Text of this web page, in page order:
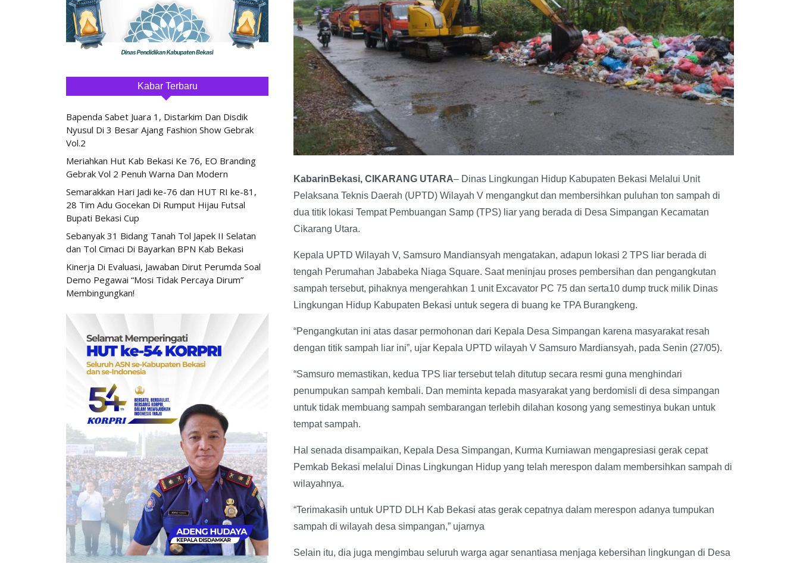
KabarinBekasi, CIKARANG UTARA– Dinas Lingkungan Hidup Kabupaten Bekasi Melalui Unit
Pelaksana Teknis Daerah (UPTD) Wilayah V mengangkut dan membersihkan puluhan ton sampah di
dua titik lokasi Tempat Pembuangan Samp (TPS) liar yang berada di Desa Simpangan Kecamatan
Cikarang Utara.
Kepala UPTD Wilayah V, Samsuro Mandiansyah mengatakan, adapun lokasi 2 TPS liar berada di
tengah Perumahan Jababeka Niaga Square. Saat meninjau proses pembersihan dan pengangkutan
sampah tersebut, pihaknya mengerahkan 1 unit Excavator PC 75 dan serta10 dump truck milik Dinas
Lingkungan Hidup Kabupaten Bekasi untuk segera di buang ke TPA Burangkeng.
“Pengangkutan ini atas dasar permohonan dari Kepala Desa Simpangan karena masyarakat resah
dengan titik sampah liar ini”, ujar Kepala UPTD wilayah V Samsuro Mardiansyah, pada Senin (27/05).
“Samsuro memastikan, kedua TPS liar tersebut telah ditutup secara resmi guna menghindari
penumpukan sampah kembali. Dan meminta kepada masyarakat yang berdomisli di desa simpangan
untuk tidak membuang sampah sembarangan terlebih dilahan kosong yang semestinya bukan untuk
tempat sampah.
Hal senada disampaikan, Kepala Desa Simpangan, Kurma Kurniawan mengapresiasi gerak cepat
Pemkab Bekasi melalui Dinas Lingkungan Hidup yang telah merespon dalam membersihkan sampah di
wilayahnya.
“Terimakasih untuk UPTD DLH Kab Bekasi atas gerak cepatnya dalam merespon adanya tumpukan
sampah di wilayah desa simpangan,” ujarnya
Selain itu, dia juga mengimbau seluruh warga agar senantiasa menjaga kebersihan lingkungan di Desa
Kabar Terbaru
Bapenda Sabet Juara 1, Distarkim Dan Disdik
Nyusul Di 3 Besar Ajang Fashion Show Gebrak
Vol.2
Meriahkan Hut Kab Bekasi Ke 76, EO Branding
Gebrak Vol 2 Penuh Warna Dan Modern
Semarakkan Hari Jadi ke-76 dan HUT RI ke-81,
28 Tim Adu Gocekan Di Rumput Hijau Futsal
Bupati Bekasi Cup
Sebanyak 31 Bidang Tanah Tol Japek II Selatan
dan Tol Cimaci Di Bayarkan BPN Kab Bekasi
Kinerja Di Evaluasi, Jawaban Dirut Perumda Soal
Demo Pegawai “Mosi Tidak Percaya Dirum”
Membingungkan!